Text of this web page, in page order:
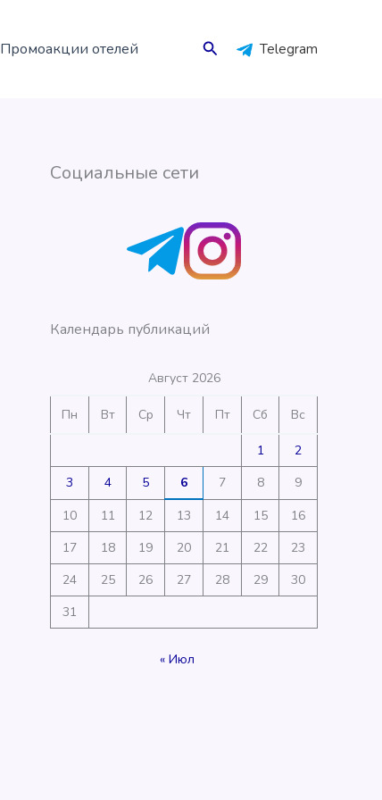
Промоакции отелей Поиск Telegram
Социальные сети
Календарь публикаций
Август 2026
Пн Вт Ср Чт Пт Сб Вс
1
2
3
4 5 6 7 8
9
10
11 12 13 14 15
16
17
18 19 20 21 22
23
24
25 26 27 28 29
30
31
« Июл